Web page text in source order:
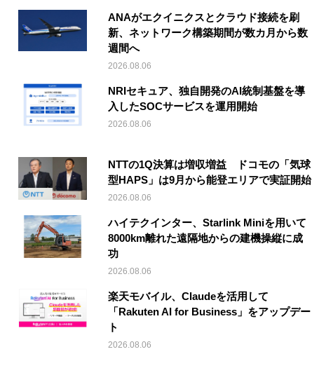
ANAがエクイニクスとクラウド接続を刷
新、ネットワーク構築期間が数カ月から数
週間へ
2026.08.06
NRIセキュア、独自開発のAI統制基盤を導
入したSOCサービスを運用開始
2026.08.06
NTTの1Q決算は増収増益 ドコモの「気球
型HAPS」は9月から能登エリアで実証開始
2026.08.06
ハイテクインター、Starlink Miniを用いて
8000km離れた遠隔地からの建機操縦に成
功
2026.08.06
楽天モバイル、Claudeを活用して
「Rakuten AI for Business」をアップデー
ト
2026.08.06